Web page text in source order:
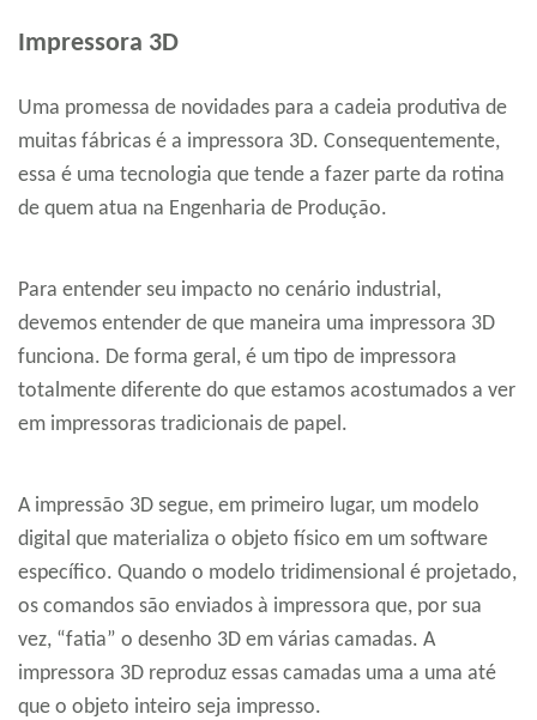
Impressora 3D
Uma promessa de novidades para a cadeia produtiva de
muitas fábricas é a impressora 3D. Consequentemente,
essa é uma tecnologia que tende a fazer parte da rotina
de quem atua na Engenharia de Produção.
Para entender seu impacto no cenário industrial,
devemos entender de que maneira uma impressora 3D
funciona. De forma geral, é um tipo de impressora
totalmente diferente do que estamos acostumados a ver
em impressoras tradicionais de papel.
A impressão 3D segue, em primeiro lugar, um modelo
digital que materializa o objeto físico em um software
específico. Quando o modelo tridimensional é projetado,
os comandos são enviados à impressora que, por sua
vez, “fatia” o desenho 3D em várias camadas. A
impressora 3D reproduz essas camadas uma a uma até
que o objeto inteiro seja impresso.